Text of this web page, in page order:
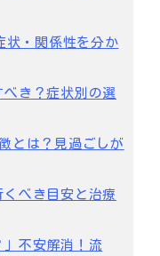
状・関係性を分か
き？症状別の選
とは？見過ごしが
べき目安と治療
不安解消！流